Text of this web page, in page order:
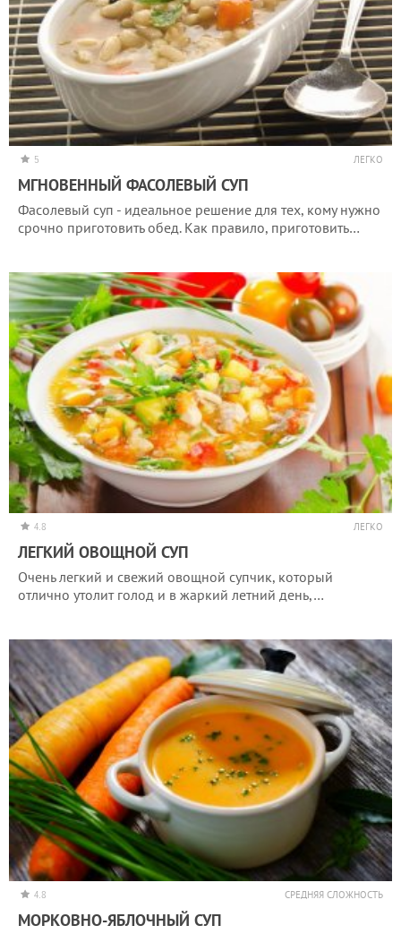
5 ЛЕГКО
МГНОВЕННЫЙ ФАСОЛЕВЫЙ СУП
Фасолевый суп - идеальное решение для тех, кому нужно
срочно приготовить обед. Как правило, приготовить…
4.8 ЛЕГКО
ЛЕГКИЙ ОВОЩНОЙ СУП
Очень легкий и свежий овощной супчик, который
отлично утолит голод и в жаркий летний день,…
4.8 СРЕДНЯЯ СЛОЖНОСТЬ
МОРКОВНО-ЯБЛОЧНЫЙ СУП